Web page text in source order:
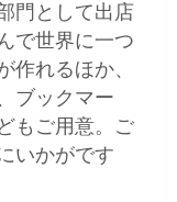
門として出店
で世界に一つ
作れるほか、
ブックマー
もご用意。ご
いかがです